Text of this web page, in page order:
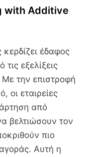
with Additive
έδαφος
εξελίξεις
την επιστροφή
οι εταιρείες
από
βελτιώσουν τον
πιο
Αυτή η